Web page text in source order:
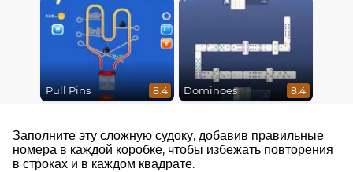
Pull Pins 8.4 Dominoes 8.4
Заполните эту сложную судоку, добавив правильные
номера в каждой коробке, чтобы избежать повторения
в строках и в каждом квадрате.